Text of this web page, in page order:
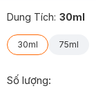
Dung Tích: 30ml
30ml 75ml
Số lượng: